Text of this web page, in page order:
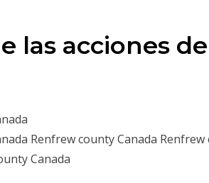
las acciones
Renfrew county Canada
Canada